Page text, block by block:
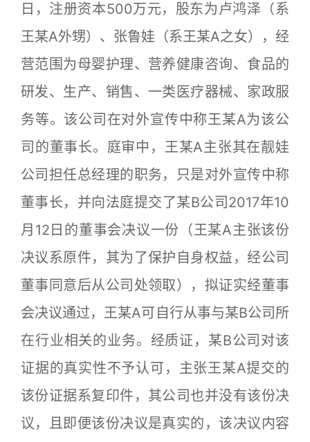
日，注册资本500万元，股东为卢鸿泽（系
王某A外甥）、张鲁娃（系王某A之女），经
营范围为母婴护理、营养健康咨询、食品的
研发、生产、销售、一类医疗器械、家政服
务等。该公司在对外宣传中称王某A为该公
司的董事长。庭审中，王某A主张其在靓娃
公司担任总经理的职务，只是对外宣传中称
董事长，并向法庭提交了某B公司2017年10
月12日的董事会决议一份（王某A主张该份
决议系原件，其为了保护自身权益，经公司
董事同意后从公司处领取），拟证实经董事
会决议通过，王某A可自行从事与某B公司所
在行业相关的业务。经质证，某B公司对该
证据的真实性不予认可，主张王某A提交的
该份证据系复印件，其公司也并没有该份决
议，且即便该份决议是真实的，该决议内容